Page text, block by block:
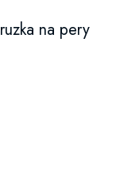
na pery